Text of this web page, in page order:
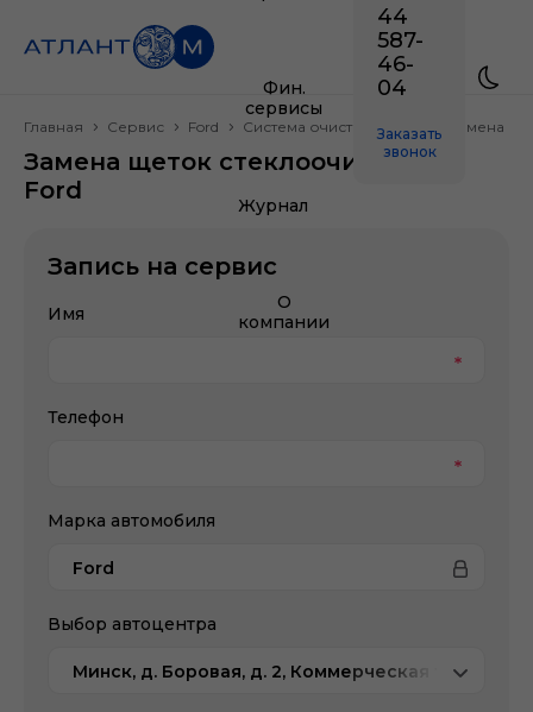
Фин.
сервисы
Журнал
О
компании
44
587-
46-
04
Заказать
звонок
Главная Сервис Ford Система очистки стекол Замена
Замена щеток стеклоочистителя
Ford
Запись на сервис
Имя
Телефон
Марка автомобиля
Ford
Выбор автоцентра
Минск, д. Боровая, д. 2, Коммерческая техника